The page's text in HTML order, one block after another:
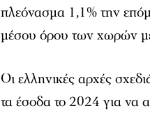
πλεόνασμα 1,1% την
μέσου όρου των χωρών
Οι ελληνικές αρχές
τα έσοδα το 2024 για να